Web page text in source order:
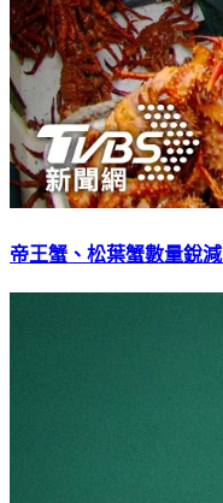
帝王蟹、松葉蟹數量銳